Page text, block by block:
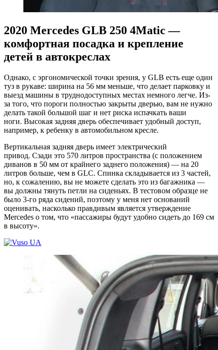
2020 Mercedes GLB 250 4Matic —
комфортная посадка и крепление
детей в автокреслах
Однако, с эргономической точки зрения, у GLB есть еще один
туз в рукаве: ширина на 56 мм меньше, что делает парковку и
выезд машины в труднодоступных местах немного легче. Из-
за того, что пороги полностью закрыты дверью, вам не нужно
делать такой большой шаг и нет риска испачкать ваши
ноги. Высокая задняя дверь обеспечивает удобный доступ,
например, к ребенку в автомобильном кресле.
Вертикальная задняя дверь имеет электрический
привод. Сзади это 570 литров пространства (с положением
диванов в 50 мм от крайнего заднего положения) — на 20
литров больше, чем в GLC. Спинка складывается из 3 частей,
но, к сожалению, вы не можете сделать это из багажника —
вы должны тянуть петли на сиденьях. В тестовом образце не
было 3-го ряда сидений, поэтому у меня нет оснований
оценивать, насколько правдивым является утверждение
Mercedes о том, что «пассажиры будут удобно сидеть до 169 см
в высоту».